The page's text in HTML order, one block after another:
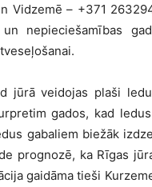
Vidzemē – +371
nepieciešamības
jūrā veidojas plaši
gados, kad
gabaliem biežāk
prognozē, ka Rīgas
gaidāma tieši